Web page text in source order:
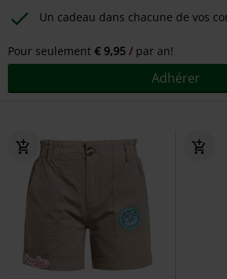
Un cadeau dans chacune de vos
Pour seulement € 9,95 par an!
Adhérer